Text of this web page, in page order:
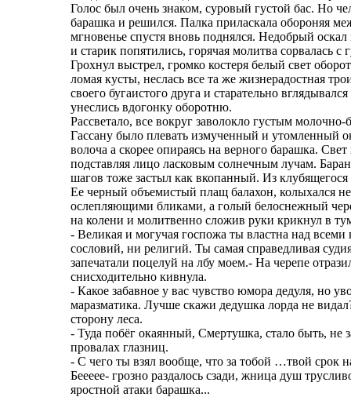
Голос был очень знаком, суровый густой бас. Но
барашка и решился. Палка приласкала обороняя
мгновенье спустя вновь поднялся. Недобрый
и старик попятились, горячая молитва сорвалась
Грохнул выстрел, громко костеря белый свет
ломая кусты, неслась все та же жизнерадостная
своего бугаистого друга и старательно
унеслись вдогонку оборотню.
Рассветало, все вокруг заволокло густым
Гассану было плевать измученный и утомленный
волоча а скорее опираясь на верного барашка.
подставляя лицо ласковым солнечным лучам.
шагов тоже застыл как вкопанный. Из
Ее черный объемистый плащ балахон, колыхался
ослепляющими бликами, а голый белоснежный
на колени и молитвенно сложив руки крикнул в
- Великая и могучая госпожа ты властна над
сословий, ни религий. Ты самая справедливая
запечатали поцелуй на лбу моем.- На черепе
снисходительно кивнула.
- Какое забавное у вас чувство юмора дедуля, но
маразматика. Лучше скажи дедушка лорда не
сторону леса.
- Туда побёг окаянный, Смертушка, стало быть, не
провалах глазниц.
- С чего ты взял вообще, что за тобой …твой срок
Беееее- грозно раздалось сзади, жница душ
яростной атаки барашка...